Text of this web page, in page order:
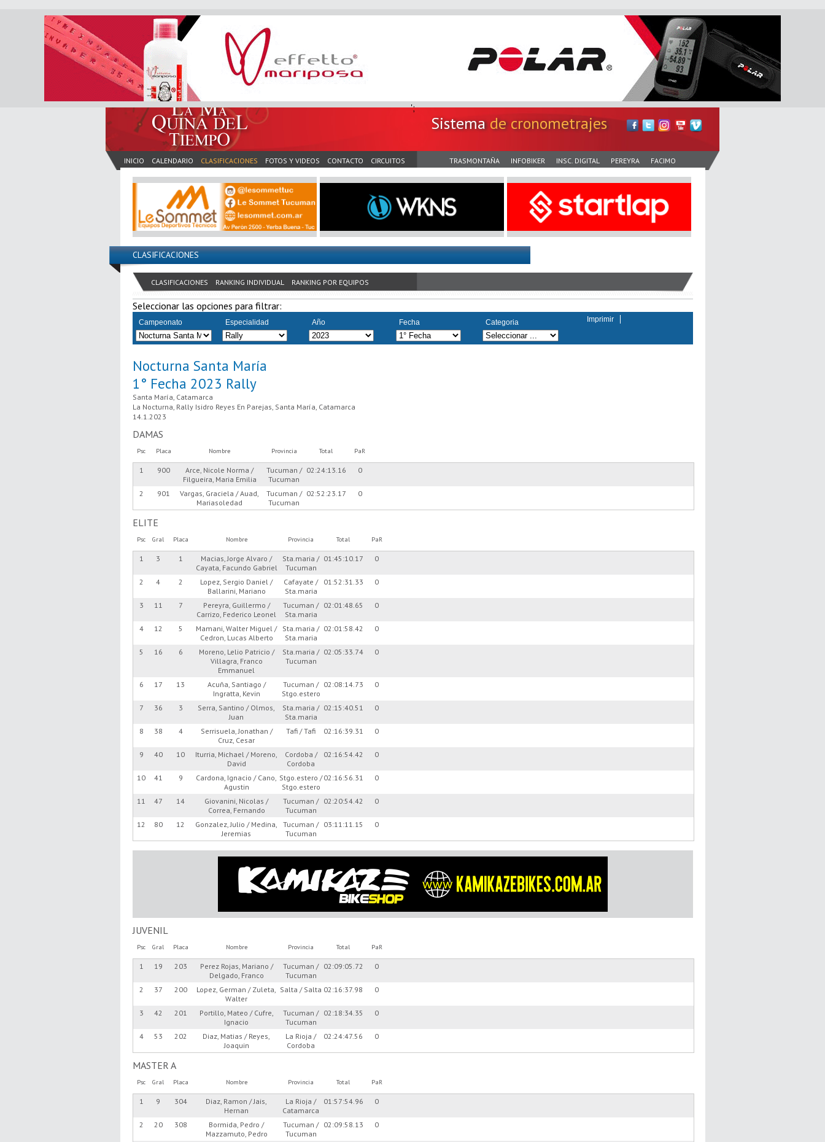
';
Sistemade cronometrajes
INICIO CALENDARIO CLASIFICACIONES FOTOS Y VIDEOS CONTACTO CIRCUITOS TRASMONTAÑA INFOBIKER INSC. DIGITAL PEREYRA FACIMO
CLASIFICACIONES
CLASIFICACIONES RANKING INDIVIDUAL RANKING POR EQUIPOS
Seleccionar las opciones para filtrar:
Campeonato Especialidad Año Fecha Categoria Imprimir
Nocturna Santa María
1° Fecha 2023 Rally
Santa María, Catamarca
La Nocturna, Rally Isidro Reyes En Parejas, Santa María, Catamarca
14.1.2023
DAMAS
Psc Placa Nombre Provincia Total PaR
1 900
Arce, Nicole Norma /
Filgueira, Maria Emilia
Tucuman /
Tucuman
02:24:13.16 0
2 901
Vargas, Graciela / Auad,
Mariasoledad
Tucuman /
Tucuman
02:52:23.17 0
ELITE
Psc Gral Placa Nombre Provincia Total PaR
1 3 1
Macias, Jorge Alvaro /
Cayata, Facundo Gabriel
Sta.maria /
Tucuman
01:45:10.17 0
2 4 2
Lopez, Sergio Daniel /
Ballarini, Mariano
Cafayate /
Sta.maria
01:52:31.33 0
3 11 7
Pereyra, Guillermo /
Carrizo, Federico Leonel
Tucuman /
Sta.maria
02:01:48.65 0
4 12 5
Mamani, Walter Miguel /
Cedron, Lucas Alberto
Sta.maria /
Sta.maria
02:01:58.42 0
5 16 6
Moreno, Lelio Patricio /
Villagra, Franco
Emmanuel
Sta.maria /
Tucuman
02:05:33.74 0
6 17 13
Acuña, Santiago /
Ingratta, Kevin
Tucuman /
Stgo.estero
02:08:14.73 0
7 36 3
Serra, Santino / Olmos,
Juan
Sta.maria /
Sta.maria
02:15:40.51 0
8 38 4
Serrisuela, Jonathan /
Cruz, Cesar
Tafi / Tafi 02:16:39.31 0
9 40 10
Iturria, Michael / Moreno,
David
Cordoba /
Cordoba
02:16:54.42 0
10 41 9
Cardona, Ignacio / Cano,
Agustin
Stgo.estero /
Stgo.estero
02:16:56.31 0
11 47 14
Giovanini, Nicolas /
Correa, Fernando
Tucuman /
Tucuman
02:20:54.42 0
12 80 12
Gonzalez, Julio / Medina,
Jeremias
Tucuman /
Tucuman
03:11:11.15 0
JUVENIL
Psc Gral Placa Nombre Provincia Total PaR
1 19 203
Perez Rojas, Mariano /
Delgado, Franco
Tucuman /
Tucuman
02:09:05.72 0
2 37 200
Lopez, German / Zuleta,
Walter
Salta / Salta 02:16:37.98 0
3 42 201
Portillo, Mateo / Cufre,
Ignacio
Tucuman /
Tucuman
02:18:34.35 0
4 53 202
Diaz, Matias / Reyes,
Joaquin
La Rioja /
Cordoba
02:24:47.56 0
MASTER A
Psc Gral Placa Nombre Provincia Total PaR
1 9 304
Diaz, Ramon / Jais,
Hernan
La Rioja /
Catamarca
01:57:54.96 0
2 20 308
Bormida, Pedro /
Mazzamuto, Pedro
Tucuman /
Tucuman
02:09:58.13 0